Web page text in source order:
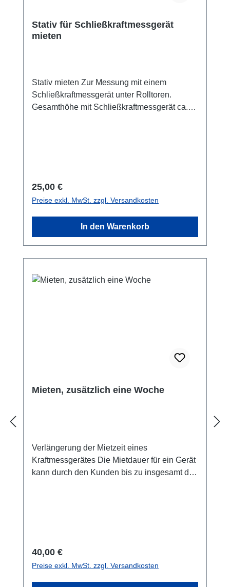
Stativ für Schließkraftmessgerät
mieten
Stativ mieten Zur Messung mit einem
Schließkraftmessgerät unter Rolltoren.
Gesamthöhe mit Schließkraftmessgerät ca.
Regulärer Preis:
25,00 €
Preise exkl. MwSt. zzgl. Versandkosten
In den Warenkorb
Mieten, zusätzlich eine Woche
Verlängerung der Mietzeit eines
Kraftmessgerätes Die Mietdauer für ein Gerät
kann durch den Kunden bis zu insgesamt drei
Regulärer Preis:
40,00 €
Preise exkl. MwSt. zzgl. Versandkosten